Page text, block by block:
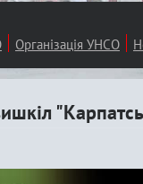
Організація УНСО